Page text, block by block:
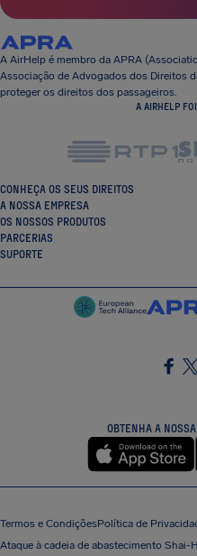
A AirHelp é membro da APRA
Associação de Advogados dos Direitos
proteger os direitos dos passageiros.
A AIRHELP
CONHEÇA OS SEUS DIREITOS
A NOSSA EMPRESA
OS NOSSOS PRODUTOS
PARCERIAS
SUPORTE
OBTENHA A
Termos e CondiçõesPolítica de
Ataque à cadeia de abastecimento Shai-